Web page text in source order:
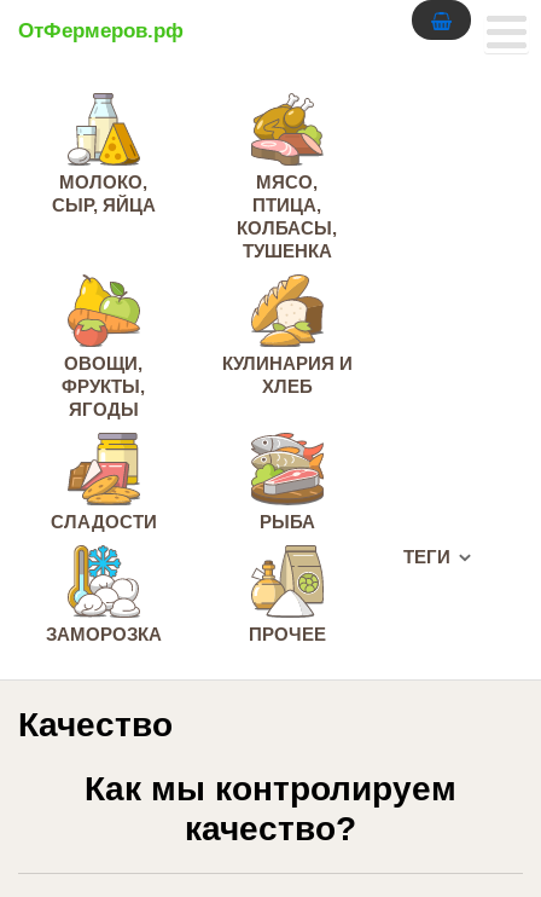
ОтФермеров.рф
МОЛОКО,
СЫР, ЯЙЦА
МЯСО,
ПТИЦА,
КОЛБАСЫ,
ТУШЕНКА
ОВОЩИ,
ФРУКТЫ,
ЯГОДЫ
КУЛИНАРИЯ И
ХЛЕБ
СЛАДОСТИ РЫБА
ЗАМОРОЗКА ПРОЧЕЕ
ТЕГИ
Качество
Как мы контролируем
качество?